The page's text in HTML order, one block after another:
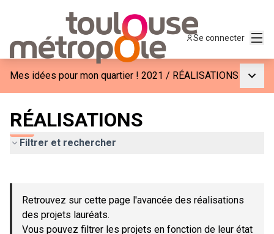
Se connecter
Mes idées pour mon quartier ! 2021 / RÉALISATIONS
RÉALISATIONS
Filtrer et rechercher
−
Retrouvez sur cette page l'avancée des réalisations
des projets lauréats.
Vous pouvez filtrer les projets en fonction de leur état